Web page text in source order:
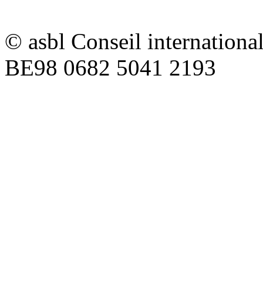
© asbl Conseil
BE98 0682 5041 2193